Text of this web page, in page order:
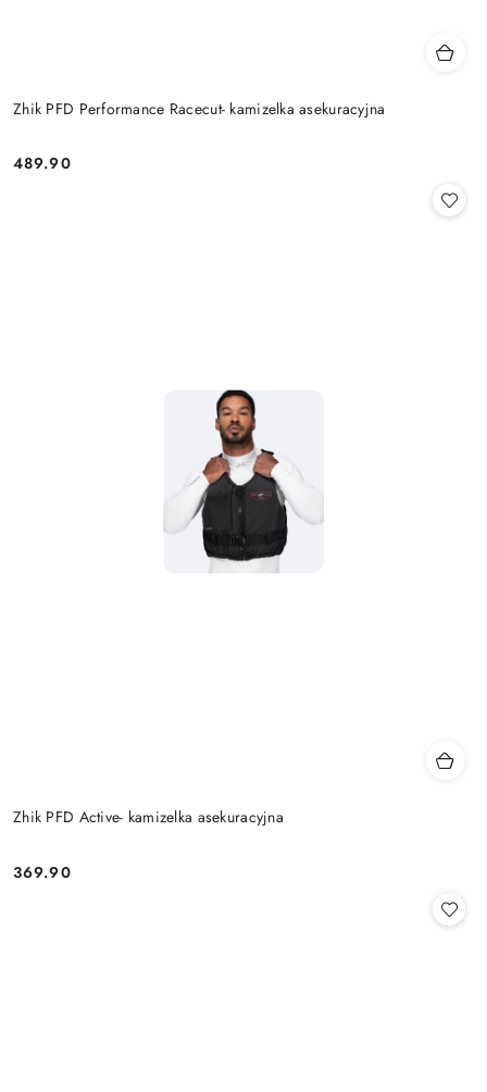
Zhik PFD Performance Racecut- kamizelka asekuracyjna
Cena:
489.90
Zhik PFD Active- kamizelka asekuracyjna
Cena:
369.90